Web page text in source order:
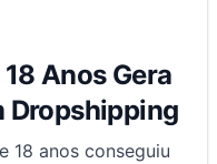
Anos Gera
Dropshipping
18 anos conseguiu